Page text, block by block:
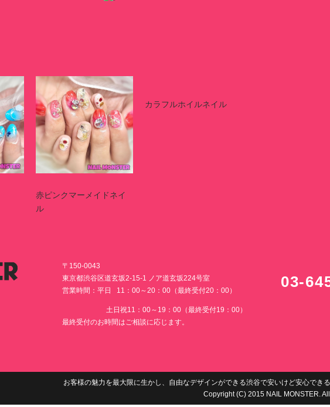
赤ピンクマーメイドネイ
ル
カラフルホイルネイル
〒150-0043
東京都渋谷区道玄坂2-15-1 ノア道玄坂224号室
営業時間：平日 11：00～20：00（最終受付20：00）
土日祝11：00～19：00（最終受付19：00）
最終受付のお時間はご相談に応じます。
03-
お客様の魅力を最大限に生かし、自由なデザインができる渋谷で安いけど安心でき
Copyright (C) 2015 NAIL MONSTER.